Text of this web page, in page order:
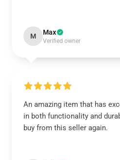
M Max
Verified owner
An amazing item that has
in both functionality and
buy from this seller again.